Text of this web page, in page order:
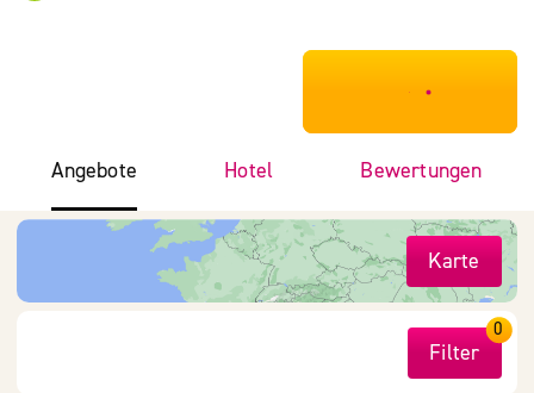
***************
Angebote Hotel Bewertungen
Karte
Filter
0